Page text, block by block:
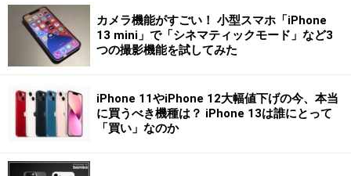
カメラ機能がすごい！ 小型スマホ「iPhone
13 mini」で「シネマティックモード」など3
つの撮影機能を試してみた
iPhone 11やiPhone 12大幅値下げの今、本当
に買うべき機種は？ iPhone 13は誰にとって
「買い」なのか